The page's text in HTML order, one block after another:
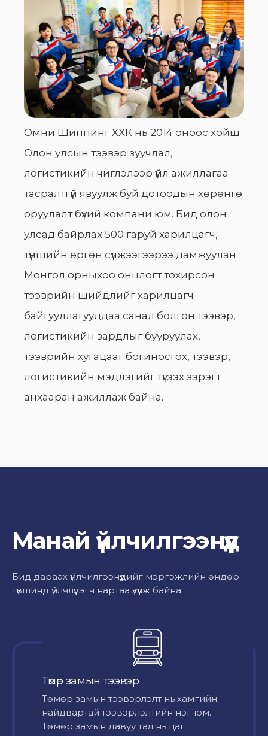
Омни Шиппинг ХХК нь 2014 оноос хойш
Олон улсын тээвэр зуучлал,
логистикийн чиглэлээр үйл ажиллагаа
тасралтгүй явуулж буй дотоодын хөрөнгө
оруулалт бүхий компани юм. Бид олон
улсад байрлах 500 гаруй харилцагч,
түншийн өргөн сүлжээгээрээ дамжуулан
Монгол орныхоо онцлогт тохирсон
тээврийн шийдлийг харилцагч
байгууллагууддаа санал болгон тээвэр,
логистикийн зардлыг бууруулах,
тээврийн хугацааг богиносгох, тээвэр,
логистикийн мэдлэгийг түгээх зэрэгт
анхааран ажиллаж байна.
Манай үйлчилгээнүүд
Бид дараах үйлчилгээнүүдийг мэргэжлийн өндөр
түвшинд үйлчлүүлэгч нартаа үзүүлж байна.
Төмөр замын тээвэр
Төмөр замын тээвэрлэлт нь хамгийн
найдвартай тээвэрлэлтийн нэг юм.
Төмөр замын давуу тал нь цаг